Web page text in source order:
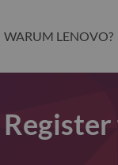
WARUM LENOVO?